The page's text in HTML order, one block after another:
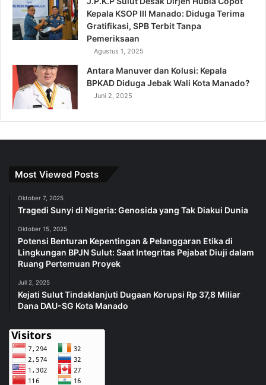
Kepala KSOP III Manado: Diduga Terima
Gratifikasi, SPB Terbit Tanpa
Pemeriksaan
Agustus 1, 2025
Antara Manuver dan Kolusi: Kepala
BPKAD Diduga Jebak Wali Kota Manado?
Juni 2, 2025
Most Viewed Posts
Oktober 7, 2025
Tragedi Sunyi di Nigeria: Genosida yang Tak Diakui Dunia
Oktober 15, 2025
Potensi Benturan Kepentingan & Pelanggaran Etika di
Lingkungan BPJN Sulut: Saat Integritas Pejabat Diuji dalam
Ruang Pertemuan Proyek
Juli 2, 2025
Kejati Sulut Tindaklanjuti Dugaan Korupsi Rp 37,8 Miliar
Dana DAU-SG Kota Manado